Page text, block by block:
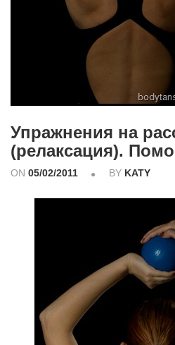
Упражнения на
(релаксация).
ON 05/02/2011 BY KATY